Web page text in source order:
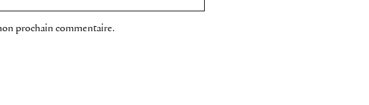
prochain commentaire.